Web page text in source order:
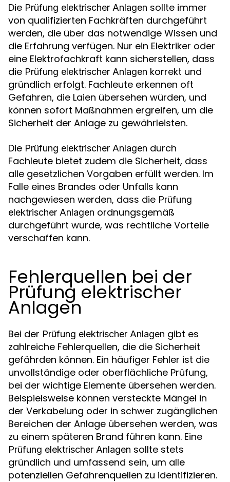
Die Prüfung elektrischer Anlagen sollte immer
von qualifizierten Fachkräften durchgeführt
werden, die über das notwendige Wissen und
die Erfahrung verfügen. Nur ein Elektriker oder
eine Elektrofachkraft kann sicherstellen, dass
die Prüfung elektrischer Anlagen korrekt und
gründlich erfolgt. Fachleute erkennen oft
Gefahren, die Laien übersehen würden, und
können sofort Maßnahmen ergreifen, um die
Sicherheit der Anlage zu gewährleisten.
Die Prüfung elektrischer Anlagen durch
Fachleute bietet zudem die Sicherheit, dass
alle gesetzlichen Vorgaben erfüllt werden. Im
Falle eines Brandes oder Unfalls kann
nachgewiesen werden, dass die Prüfung
elektrischer Anlagen ordnungsgemäß
durchgeführt wurde, was rechtliche Vorteile
verschaffen kann.
Fehlerquellen bei der
Prüfung elektrischer
Anlagen
Bei der Prüfung elektrischer Anlagen gibt es
zahlreiche Fehlerquellen, die die Sicherheit
gefährden können. Ein häufiger Fehler ist die
unvollständige oder oberflächliche Prüfung,
bei der wichtige Elemente übersehen werden.
Beispielsweise können versteckte Mängel in
der Verkabelung oder in schwer zugänglichen
Bereichen der Anlage übersehen werden, was
zu einem späteren Brand führen kann. Eine
Prüfung elektrischer Anlagen sollte stets
gründlich und umfassend sein, um alle
potenziellen Gefahrenquellen zu identifizieren.